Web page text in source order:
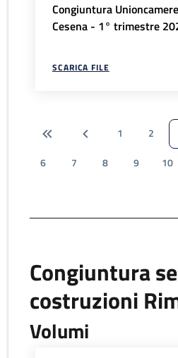
Congiuntura
Cesena - 1° trimestre
SCARICA FILE
1 2
6
7 8 9 10
Congiuntura
costruzioni
Volumi